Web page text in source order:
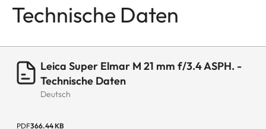
Technische Daten
Leica Super Elmar M 21 mm f/3.4 ASPH. -
Technische Daten
Deutsch
PDF366.44 KB